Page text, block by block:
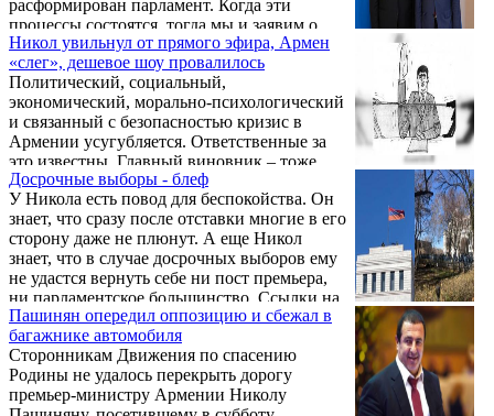
расформирован парламент. Когда эти
процессы состоятся, тогда мы и заявим о
своей позиции. Как сообщает Новости
Армении - NEWS.am, об этом заявил в
беседе с журналистами у президентской
резиденции 13 марта координатор
Движения по спасению Родины,
представитель ВО АРФ Дашнакцутюн
Ишхан Сагателян.
Никол увильнул от прямого эфира, Армен
«слег», дешевое шоу провалилось
Политический, социальный,
экономический, морально-психологический
и связанный с безопасностью кризис в
Армении усугубляется. Ответственные за
это известны. Главный виновник – тоже.
Досрочные выборы - блеф
У Никола есть повод для беспокойства. Он
знает, что сразу после отставки многие в его
сторону даже не плюнут. А еще Никол
знает, что в случае досрочных выборов ему
не удастся вернуть себе ни пост премьера,
ни парламентское большинство. Ссылки на
то, что он попытается вернуться за счет
злоупотребления административным
ресурсом, уже несостоятельны, ибо премьер
с каждым днем теряет этот ресурс.
Пашинян опередил оппозицию и сбежал в
багажнике автомобиля
Сторонникам Движения по спасению
Родины не удалось перекрыть дорогу
премьер-министру Армении Николу